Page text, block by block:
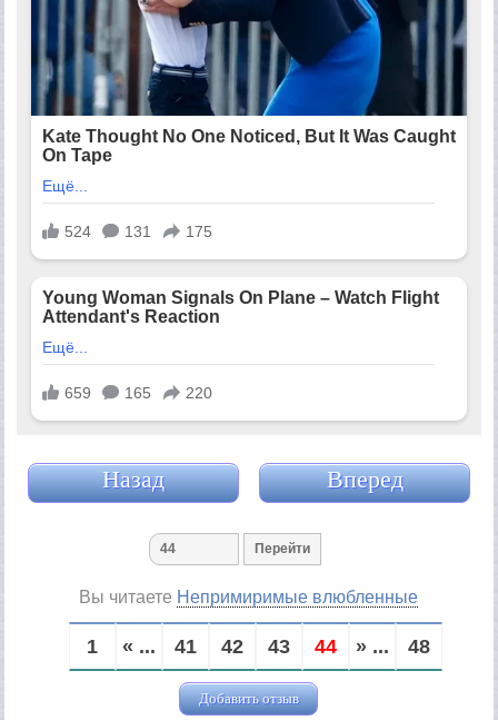
Назад Вперед
Вы читаете Непримиримые влюбленные
1 « ... 41 42 43 44 » ... 48
Добавить отзыв